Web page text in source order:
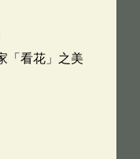
「看花」之美